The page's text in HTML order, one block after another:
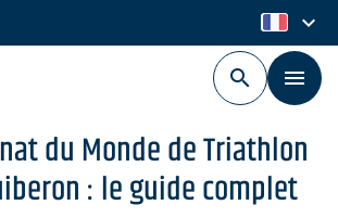
fr
keyboard_arrow_down
du Monde de Triathlon
: le guide complet